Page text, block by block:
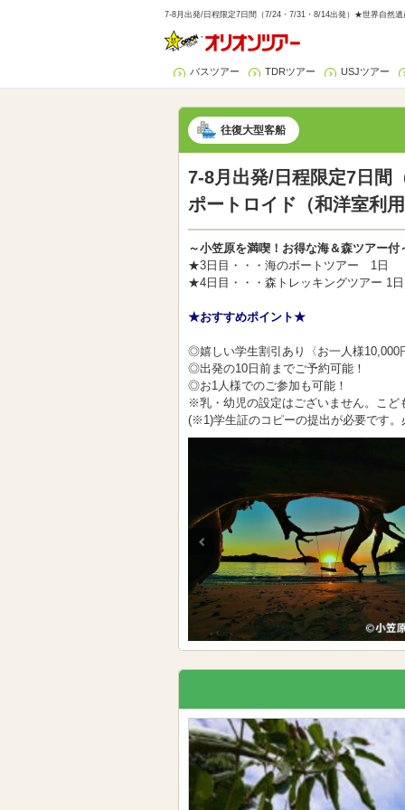
7-8月出発/日程限定7日間（7/24・7/31・8/14出発）★世界自然
バスツアー TDRツアー USJツアー
往復大型客船
7-8月出発/日程限定7日
ポートロイド（和洋室利
～小笠原を満喫！お得な海＆森ツアー付
★3日目・・・海のボートツアー 1日
★4日目・・・森トレッキングツアー 1日
★おすすめポイント★
◎嬉しい学生割引あり〈お一人様
◎出発の10日前までご予約可能！
◎お1人様でのご参加も可能！
※乳・幼児の設定はございません。こど
(※1)学生証のコピーの提出が必要です